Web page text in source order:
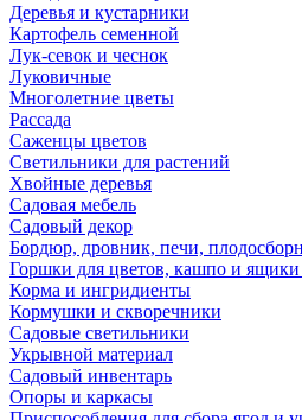
Деревья и кустарники
Картофель семенной
Лук-севок и чеснок
Луковичные
Многолетние цветы
Рассада
Саженцы цветов
Светильники для растений
Хвойные деревья
Садовая мебель
Садовый декор
Бордюр, дровник, печи,
Горшки для цветов, кашпо и ящики
Корма и ингридиенты
Кормушки и скворечники
Садовые светильники
Укрывной материал
Садовый инвентарь
Опоры и каркасы